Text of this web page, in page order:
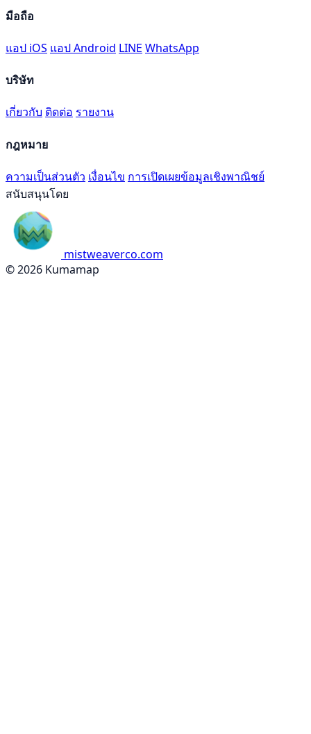
มือถือ
แอป iOS แอป Android LINE WhatsApp
บริษัท
เกี่ยวกับ ติดต่อ รายงาน
กฎหมาย
ความเป็นส่วนตัว เงื่อนไข การเปิดเผยข้อมูลเชิงพาณิชย์
สนับสนุนโดย
mistweaverco.com
© 2026 Kumamap